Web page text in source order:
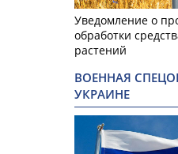
Уведомление о
обработки
растений
ВОЕННАЯ
УКРАИНЕ